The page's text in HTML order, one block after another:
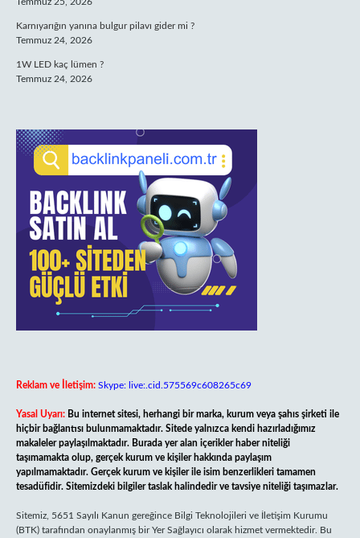
Karnıyarığın yanına bulgur pilavı gider mi ?
Temmuz 24, 2026
1W LED kaç lümen ?
Temmuz 24, 2026
Reklam ve İletişim: Skype: live:.cid.575569c608265c69
Yasal Uyarı: Bu internet sitesi, herhangi bir marka, kurum veya şahıs şirketi ile
hiçbir bağlantısı bulunmamaktadır. Sitede yalnızca kendi hazırladığımız
makaleler paylaşılmaktadır. Burada yer alan içerikler haber niteliği
taşımamakta olup, gerçek kurum ve kişiler hakkında paylaşım
yapılmamaktadır. Gerçek kurum ve kişiler ile isim benzerlikleri tamamen
tesadüfidir. Sitemizdeki bilgiler taslak halindedir ve tavsiye niteliği taşımazlar.
Sitemiz, 5651 Sayılı Kanun gereğince Bilgi Teknolojileri ve İletişim Kurumu
(BTK) tarafından onaylanmış bir Yer Sağlayıcı olarak hizmet vermektedir. Bu